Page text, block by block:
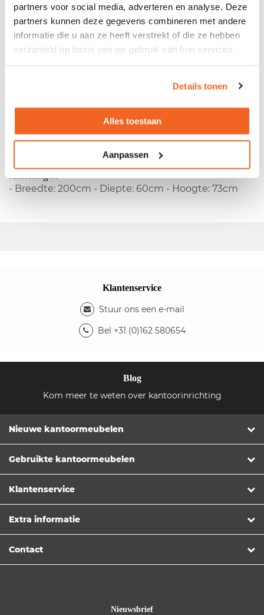
partners voor social media, adverteren en analyse. Deze
partners kunnen deze gegevens combineren met andere
informatie die u aan ze heeft verstrekt of die ze hebben
verzameld op basis van uw gebruik van hun services.
Details tonen
Alles toestaan
Aanpassen
ProfessioneleBezorg- en Montageservice
- Vaste hoogte - Melamine blad - 4-poots onderstel
Kleuren
- Kleur blad: licht eiken - Kleur bladrand: zwart -
Kleur onderstel: aluminium
- Breedte: 200cm - Diepte: 60cm - Hoogte: 73cm
Klantenservice
Stuur ons een e-mail
Bel +31 (0)162 580654
Blog
Kom meer te weten over kantoorinrichting
Nieuwe kantoormeubelen
Gebruikte kantoormeubelen
Klantenservice
Extra informatie
Contact
Nieuwsbrief